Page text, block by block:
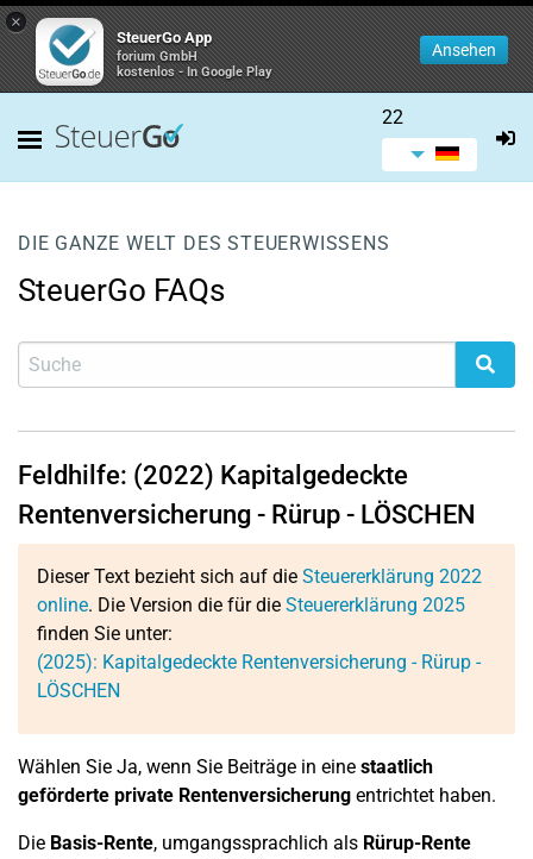
×
SteuerGo App
forium GmbH
kostenlos - In Google Play
Ansehen
22
DIE GANZE WELT DES STEUERWISSENS
SteuerGo FAQs
Feldhilfe: (2022) Kapitalgedeckte
Rentenversicherung - Rürup - LÖSCHEN
Dieser Text bezieht sich auf die Steuererklärung 2022
online. Die Version die für die Steuererklärung 2025
finden Sie unter:
(2025): Kapitalgedeckte Rentenversicherung - Rürup -
LÖSCHEN
Wählen Sie Ja, wenn Sie Beiträge in eine staatlich
geförderte private Rentenversicherung entrichtet haben.
Die Basis-Rente, umgangssprachlich als Rürup-Rente